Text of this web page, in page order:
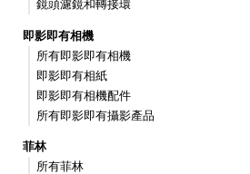
鏡頭濾鏡和轉接環
即影即有相機
所有即影即有相機
即影即有相紙
即影即有相機配件
所有即影即有攝影產品
菲林
所有菲林